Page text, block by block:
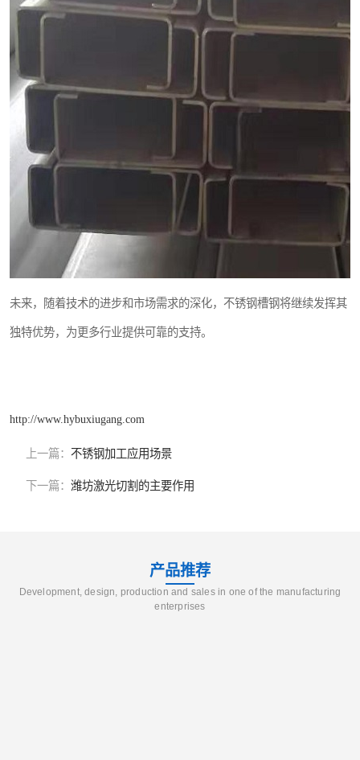
未来，随着技术的进步和市场需求的深化，不锈钢槽钢将继续发挥其
独特优势，为更多行业提供可靠的支持。
http://www.hybuxiugang.com
上一篇： 不锈钢加工应用场景
下一篇： 潍坊激光切割的主要作用
产品推荐
Development, design, production and sales in one of the manufacturing
enterprises